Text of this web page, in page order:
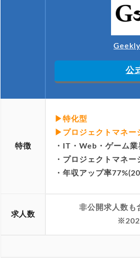
公
特徴
▶特化型
▶プロジェクトマネー
・IT・Web・ゲーム
・プロジェクトマネ
・年収アップ率
求人数
非公開求人数も